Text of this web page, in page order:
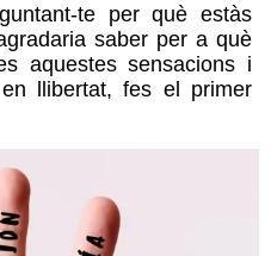
te per què estàs
saber per a què
aquestes sensacions i
llibertat, fes el primer